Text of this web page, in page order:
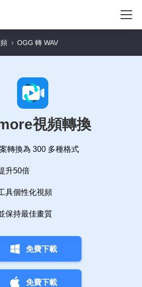
OGG 轉 WAV
視頻轉換
轉換為 300 多種格式
升50倍
具個性化視頻
保持最佳畫質
免費下載
免費下載